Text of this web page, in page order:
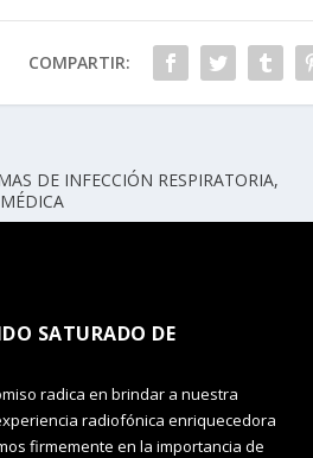
COMPARTIR:
DE INFECCIÓN RESPIRATORIA,
SATURADO DE
radica en brindar a nuestra
radiofónica enriquecedora
firmemente en la importancia de